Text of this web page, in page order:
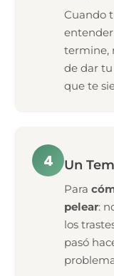
Cuando
entender
termine,
de dar
que te
4 Un
Para
pelear:
los
pasó